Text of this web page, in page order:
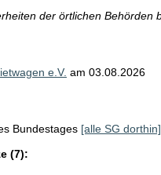
s
o
der örtlichen Behörden
e.V. am 03.08.2026
Bundestages [alle SG dorthin]
(7):